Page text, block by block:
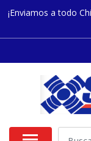
¡Enviamos a todo